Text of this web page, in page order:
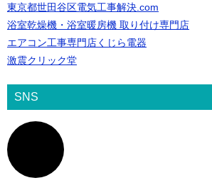
東京都世田谷区電気工事解決.com
浴室乾燥機・浴室暖房機 取り付け専門店
エアコン工事専門店くじら電器
激震クリック堂
SNS
イ
コ
ン
リ